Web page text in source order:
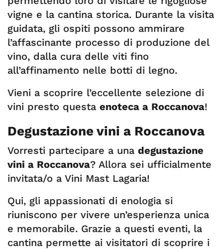
vigne e la cantina storica. Durante la visita
guidata, gli ospiti possono ammirare
l’affascinante processo di produzione del
vino, dalla cura delle viti fino
all’affinamento nelle botti di legno.
Vieni a scoprire l’eccellente selezione di
vini presto questa enoteca a Roccanova!
Degustazione vini a Roccanova
Vorresti partecipare a una degustazione
vini a Roccanova? Allora sei ufficialmente
invitata/o a Vini Mast Lagaria!
Qui, gli appassionati di enologia si
riuniscono per vivere un’esperienza unica
e memorabile. Grazie a questi eventi, la
cantina permette ai visitatori di scoprire i